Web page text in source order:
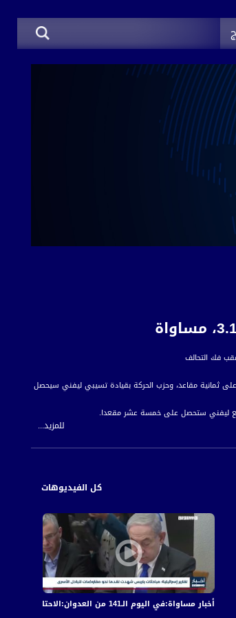
ثمانية مقاعد، وحزب الحركة بقيادة تسيبي ليفني سيحصل
مع ليفني ستحصل على خمسة عشر مقعدا.
للمزيد...
كل الفيديوهات
أخبار مساواة:في اليوم الـ141 من العدوان:الاحتلال يكثف قصفه على قطاع غزة مخلّفا عشرات الشهداء والجرحى